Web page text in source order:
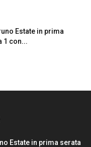
Estate in prima
1 con...
Estate in prima serata